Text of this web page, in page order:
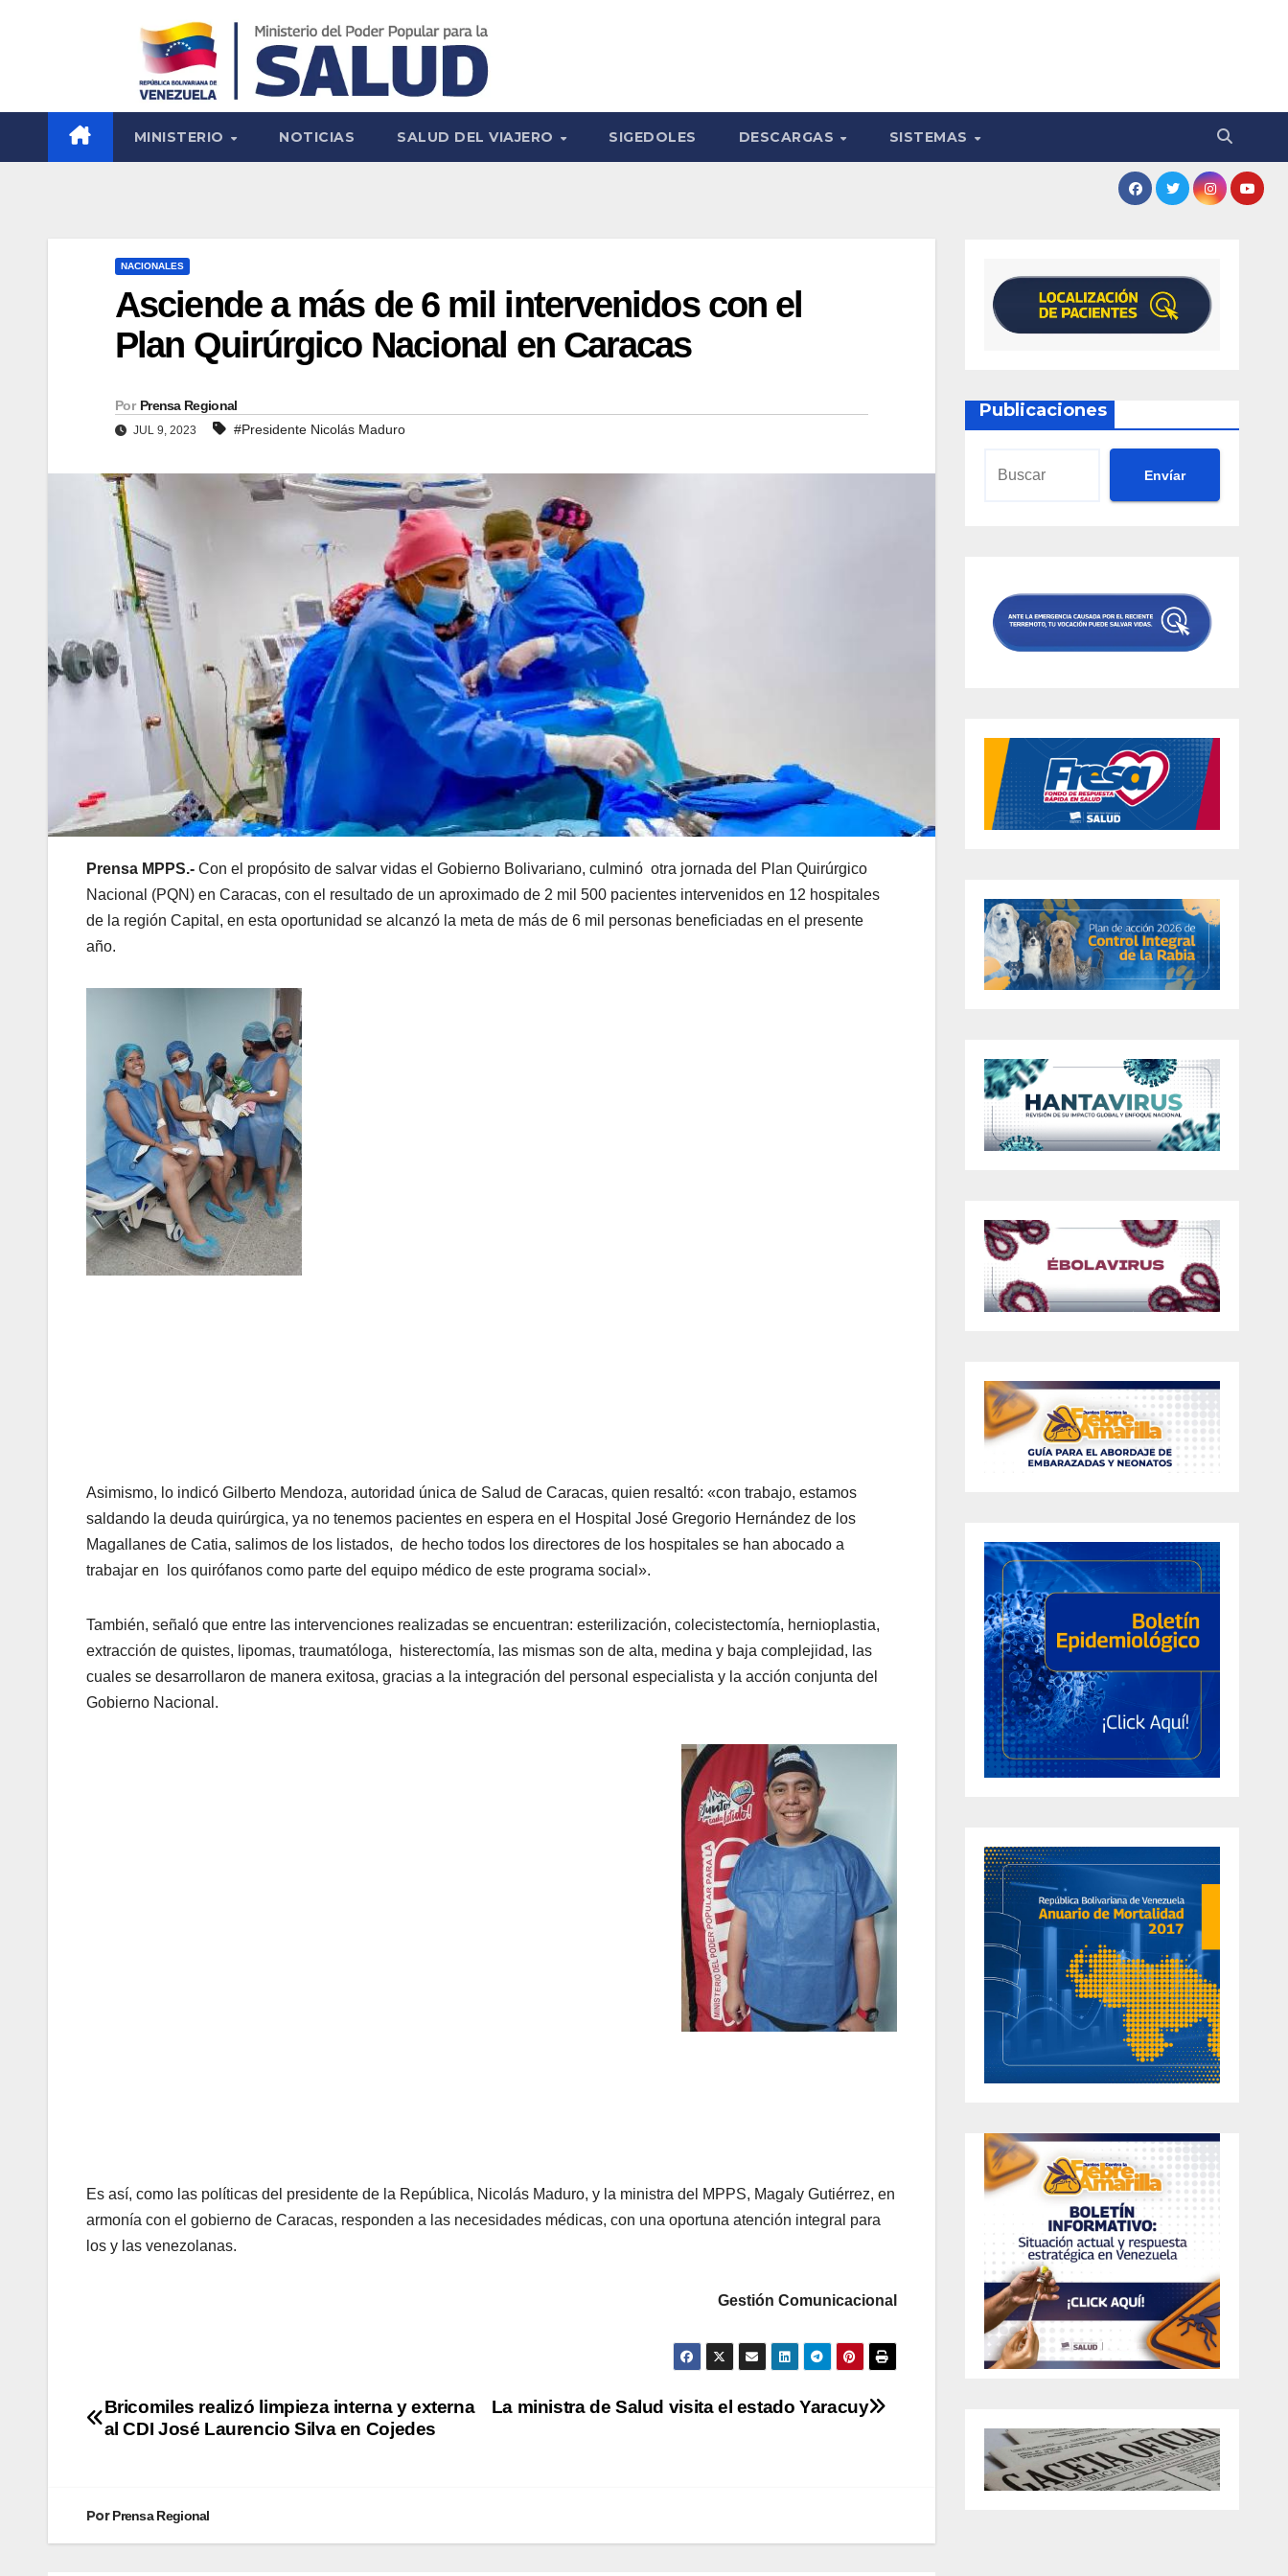
MINISTERIO NOTICIAS SALUD DEL VIAJERO SIGEDOLES DESCARGAS SISTEMAS
NACIONALES
Asciende a más de 6 mil intervenidos con el
Plan Quirúrgico Nacional en Caracas
Por Prensa Regional
JUL 9, 2023 #Presidente Nicolás Maduro
Prensa MPPS.- Con el propósito de salvar vidas el Gobierno Bolivariano, culminó otra jornada del Plan Quirúrgico
Nacional (PQN) en Caracas, con el resultado de un aproximado de 2 mil 500 pacientes intervenidos en 12 hospitales
de la región Capital, en esta oportunidad se alcanzó la meta de más de 6 mil personas beneficiadas en el presente
año.
Asimismo, lo indicó Gilberto Mendoza, autoridad única de Salud de Caracas, quien resaltó: «con trabajo, estamos
saldando la deuda quirúrgica, ya no tenemos pacientes en espera en el Hospital José Gregorio Hernández de los
Magallanes de Catia, salimos de los listados, de hecho todos los directores de los hospitales se han abocado a
trabajar en los quirófanos como parte del equipo médico de este programa social».
También, señaló que entre las intervenciones realizadas se encuentran: esterilización, colecistectomía, hernioplastia,
extracción de quistes, lipomas, traumatóloga, histerectomía, las mismas son de alta, medina y baja complejidad, las
cuales se desarrollaron de manera exitosa, gracias a la integración del personal especialista y la acción conjunta del
Gobierno Nacional.
Es así, como las políticas del presidente de la República, Nicolás Maduro, y la ministra del MPPS, Magaly Gutiérrez, en
armonía con el gobierno de Caracas, responden a las necesidades médicas, con una oportuna atención integral para
los y las venezolanas.
Gestión Comunicacional
La ministra de Salud visita el estado Yaracuy
Bricomiles realizó limpieza interna y externa
al CDI José Laurencio Silva en Cojedes
PorPrensa Regional
Publicaciones
Envíar